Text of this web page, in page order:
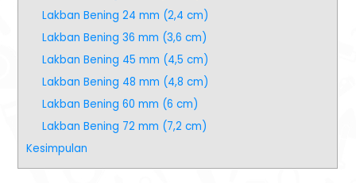
Lakban Bening 24 mm (2,4 cm)
Lakban Bening 36 mm (3,6 cm)
Lakban Bening 45 mm (4,5 cm)
Lakban Bening 48 mm (4,8 cm)
Lakban Bening 60 mm (6 cm)
Lakban Bening 72 mm (7,2 cm)
Kesimpulan